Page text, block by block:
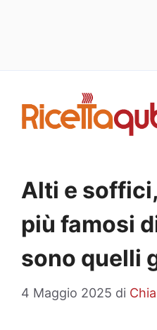
contenuto
Alti e
più famosi
sono quelli
4 Maggio 2025 di